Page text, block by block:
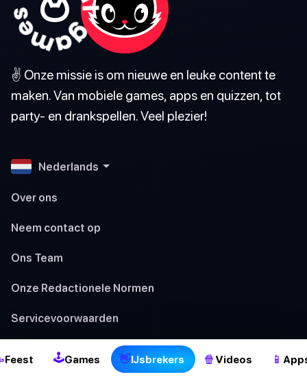
Feest 🕹Games 👋IJsbrekers 🍿 Videos 📱
✌️ Onze missie is om nieuwe en leuke content te
maken. Van mobiele games, apps en quizzen, tot
party- en drankspellen. Veel plezier!
Nederlands
Over ons
Neem contact op
Ons Team
Onze Redactionele Normen
Servicevoorwaarden